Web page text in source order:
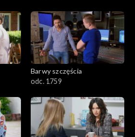
Barwy szczęścia
odc. 1759